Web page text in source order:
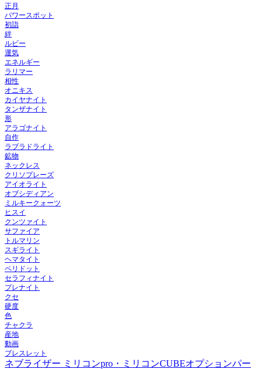
正月
パワースポット
初詣
絆
ルビー
運気
エネルギー
ラリマー
相性
オニキス
カイヤナイト
タンザナイト
形
アラゴナイト
自作
ラブラドライト
鉱物
ネックレス
クリソプレーズ
アイオライト
オブシディアン
ミルキークォーツ
ヒスイ
クンツァイト
サファイア
トルマリン
スギライト
ヘマタイト
ペリドット
セラフィナイト
プレナイト
クセ
硬度
色
チャクラ
産地
動画
ブレスレット
ネブライザー ミリコンpro・ミリコンCUBEオプションパー